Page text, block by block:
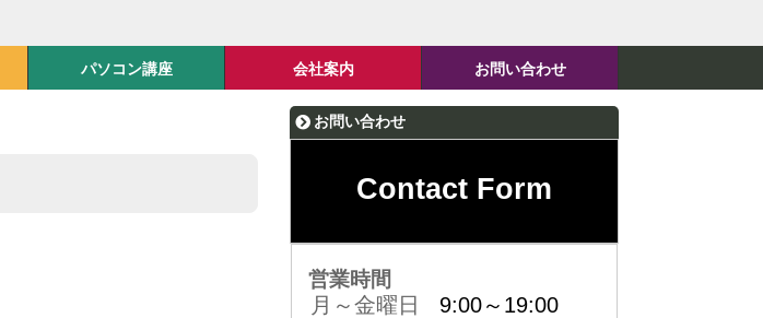
パソコン講座 会社案内 お問い合わせ
お問い合わせ
Contact Form
営業時間
月～金曜日 9:00～19:00